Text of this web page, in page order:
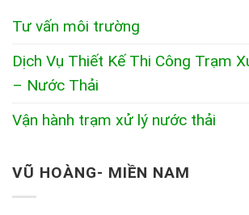
Tư vấn môi trường
Dịch Vụ Thiết Kế Thi Công Trạm
– Nước Thải
Vận hành trạm xử lý nước thải
VŨ HOÀNG- MIỀN NAM